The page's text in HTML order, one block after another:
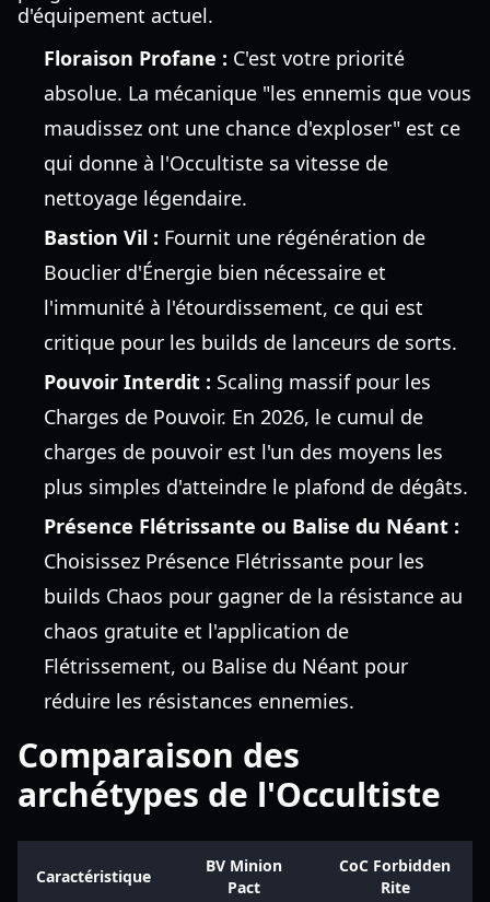
d'équipement actuel.
Floraison Profane : C'est votre priorité
absolue. La mécanique "les ennemis que vous
maudissez ont une chance d'exploser" est ce
qui donne à l'Occultiste sa vitesse de
nettoyage légendaire.
Bastion Vil : Fournit une régénération de
Bouclier d'Énergie bien nécessaire et
l'immunité à l'étourdissement, ce qui est
critique pour les builds de lanceurs de sorts.
Pouvoir Interdit : Scaling massif pour les
Charges de Pouvoir. En 2026, le cumul de
charges de pouvoir est l'un des moyens les
plus simples d'atteindre le plafond de dégâts.
Présence Flétrissante ou Balise du Néant :
Choisissez Présence Flétrissante pour les
builds Chaos pour gagner de la résistance au
chaos gratuite et l'application de
Flétrissement, ou Balise du Néant pour
réduire les résistances ennemies.
Comparaison des
archétypes de l'Occultiste
Caractéristique
BV Minion
Pact
CoC Forbidden
Rite